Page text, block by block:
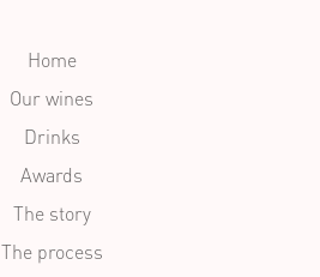
Home
Our wines
Drinks
Awards
The story
The process